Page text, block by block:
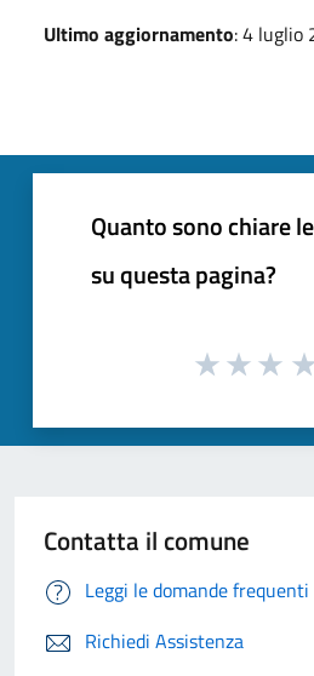
Ultimo aggiornamento: 4 luglio
Quanto sono chiare
su questa pagina?
Contatta il comune
Leggi le domande frequenti
Richiedi Assistenza